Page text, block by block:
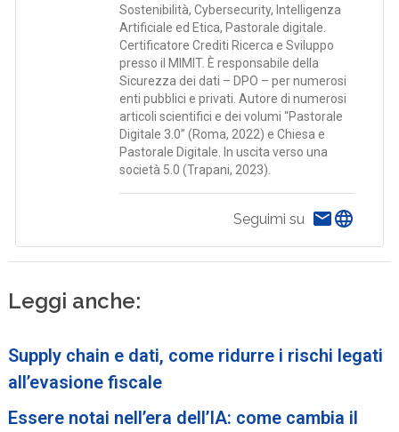
Sostenibilità, Cybersecurity, Intelligenza
Artificiale ed Etica, Pastorale digitale.
Certificatore Crediti Ricerca e Sviluppo
presso il MIMIT. È responsabile della
Sicurezza dei dati – DPO – per numerosi
enti pubblici e privati. Autore di numerosi
articoli scientifici e dei volumi “Pastorale
Digitale 3.0” (Roma, 2022) e Chiesa e
Pastorale Digitale. In uscita verso una
società 5.0 (Trapani, 2023).
Seguimi su
Leggi anche:
Supply chain e dati, come ridurre i rischi legati
all’evasione fiscale
Essere notai nell’era dell’IA: come cambia il